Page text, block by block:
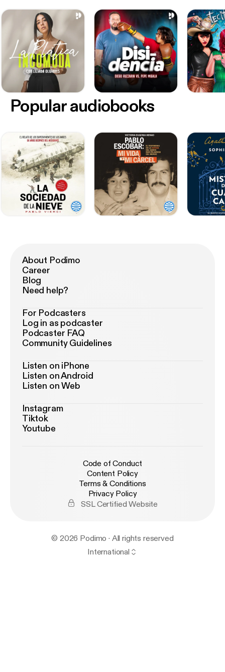
Popular audiobooks
About Podimo
Career
Blog
Need help?
For Podcasters
Log in as podcaster
Podcaster FAQ
Community Guidelines
Listen on iPhone
Listen on Android
Listen on Web
Instagram
Tiktok
Youtube
Code of Conduct
Content Policy
Terms & Conditions
Privacy Policy
SSL Certified Website
© 2026 Podimo · All rights reserved
International